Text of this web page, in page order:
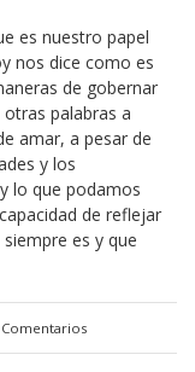
es nuestro papel
nos dice como es
de gobernar
palabras a
amar, a pesar de
y los
lo que podamos
de reflejar
es y que
Comentarios